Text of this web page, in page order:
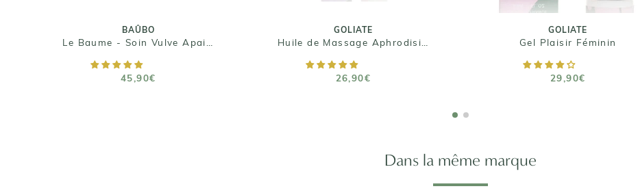
BAÛBO
45,90€
AJOUTER AU PANIER
GOLIATE
26,90€
AJOUTER AU PANIER
GOLIATE
Gel Plaisir Féminin
29,90€
AJOUTER AU PANIER
Dans la même marque